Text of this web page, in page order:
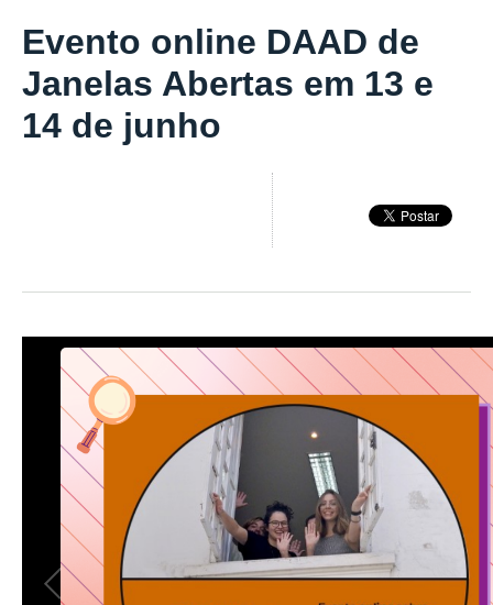
Evento online DAAD de
Janelas Abertas em 13 e
14 de junho